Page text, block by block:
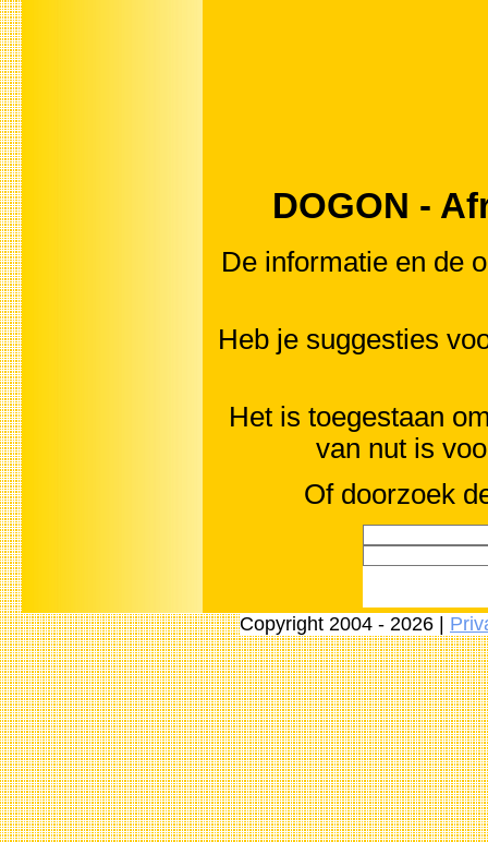
DOGON -
De informatie en de
Heb je suggesties
Het is toegestaan
van nut is
Of doorzoek
Copyright 2004 - 2026 |